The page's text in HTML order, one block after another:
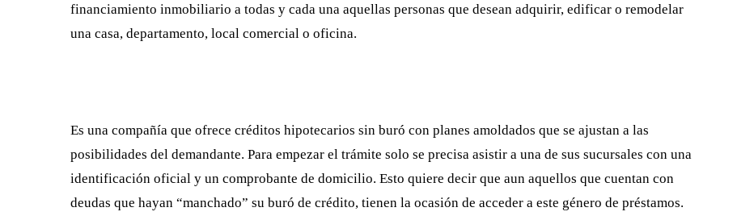
financiamiento inmobiliario a todas y cada una aquellas personas que desean adquirir, edificar o remodelar
una casa, departamento, local comercial o oficina.
Es una compañía que ofrece créditos hipotecarios sin buró con planes amoldados que se ajustan a las
posibilidades del demandante. Para empezar el trámite solo se precisa asistir a una de sus sucursales con una
identificación oficial y un comprobante de domicilio. Esto quiere decir que aun aquellos que cuentan con
deudas que hayan “manchado” su buró de crédito, tienen la ocasión de acceder a este género de préstamos.